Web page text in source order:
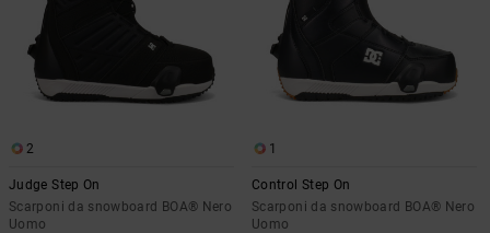
2
Judge Step On
Scarponi da snowboard BOA® Nero
Uomo
1
Control Step On
Scarponi da snowboard BOA® Nero
Uomo